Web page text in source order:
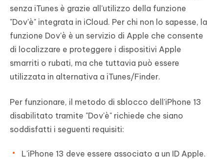
senza iTunes è grazie all'utilizzo della funzione
"Dov'è" integrata in iCloud. Per chi non lo sapesse, la
funzione Dov'è è un servizio di Apple che consente
di localizzare e proteggere i dispositivi Apple
smarriti o rubati, ma che tuttavia può essere
utilizzata in alternativa a iTunes/Finder.
Per funzionare, il metodo di sblocco dell'iPhone 13
disabilitato tramite "Dov'è" richiede che siano
soddisfatti i seguenti requisiti:
L'iPhone 13 deve essere associato a un ID Apple.